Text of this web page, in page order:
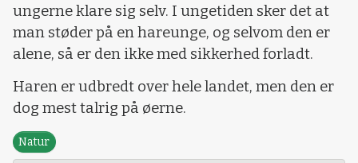
ungerne klare sig selv. I ungetiden sker det at
man støder på en hareunge, og selvom den er
alene, så er den ikke med sikkerhed forladt.
Haren er udbredt over hele landet, men den er
dog mest talrig på øerne.
Natur